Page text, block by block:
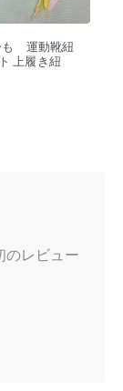
も 運動靴紐
上履き紐
のレビュー